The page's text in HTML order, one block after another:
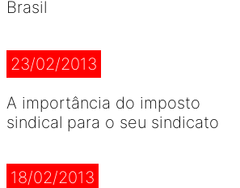
Brasil
23/02/2013
A importância do imposto
sindical para o seu sindicato
18/02/2013